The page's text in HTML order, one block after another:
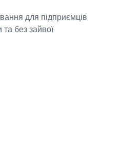
для підприємців
без зайвої